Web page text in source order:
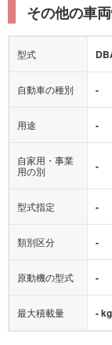
その他の車
型式
自動車の種別 -
用途 -
自家用・事業
用の別
-
型式指定 -
類別区分 -
原動機の型式 -
最大積載量 - kg